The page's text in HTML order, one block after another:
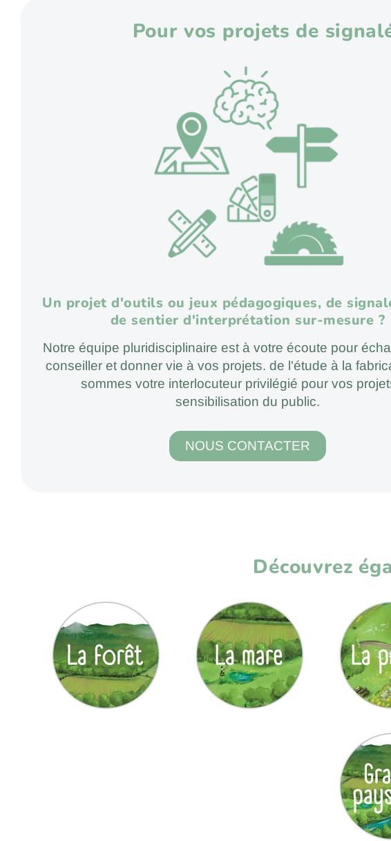
Pour vos projets de
Un projet d'outils ou jeux pédagogiques, de
de sentier d'interprétation sur-mesure ?
Notre équipe pluridisciplinaire est à votre écoute pour
conseiller et donner vie à vos projets. de l'étude à la
sommes votre interlocuteur privilégié pour vos
sensibilisation du public.
NOUS CONTACTER
Découvrez